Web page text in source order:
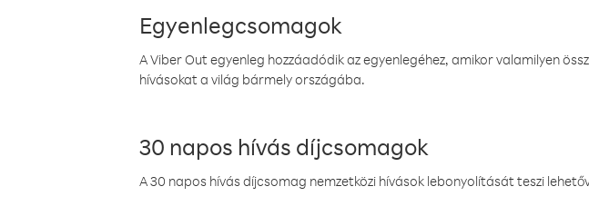
Egyenlegcsomagok
A Viber Out egyenleg hozzáadódik az egyenlegéhez, amikor valamilyen
hívásokat a világ bármely országába.
30 napos hívás díjcsomagok
A 30 napos hívás díjcsomag nemzetközi hívások lebonyolítását teszi